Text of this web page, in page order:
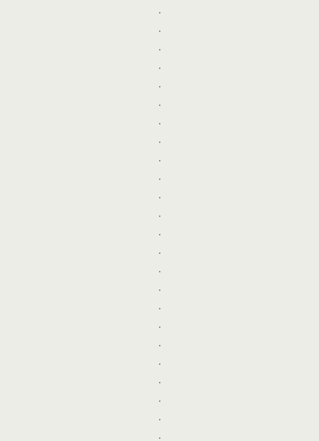
.
.
.
.
.
.
.
.
.
.
.
.
.
.
.
.
.
.
.
.
.
.
.
.